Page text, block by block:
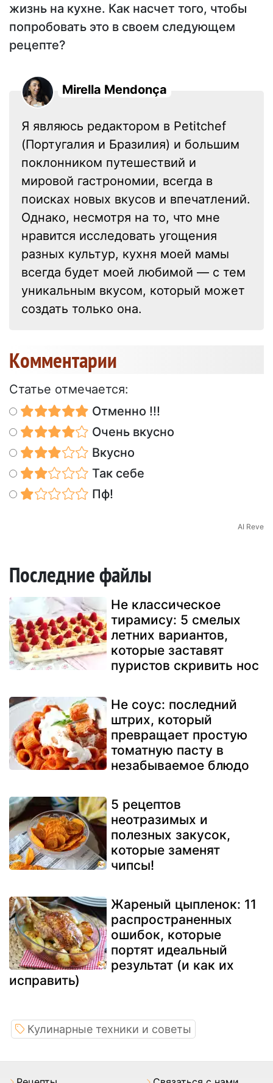
жизнь на кухне. Как насчет того, чтобы
попробовать это в своем следующем
рецепте?
Mirella Mendonça
Я являюсь редактором в Petitchef
(Португалия и Бразилия) и большим
поклонником путешествий и
мировой гастрономии, всегда в
поисках новых вкусов и впечатлений.
Однако, несмотря на то, что мне
нравится исследовать угощения
разных культур, кухня моей мамы
всегда будет моей любимой — с тем
уникальным вкусом, который может
создать только она.
Kомментарии
Статье отмечается:
Отменно !!!
Очень вкусно
Вкусно
Так себе
Пф!
AI Reve
Последние файлы
Не классическое
тирамису: 5 смелых
летних вариантов,
которые заставят
пуристов скривить нос
Не соус: последний
штрих, который
превращает простую
томатную пасту в
незабываемое блюдо
5 рецептов
неотразимых и
полезных закусок,
которые заменят
чипсы!
Жареный цыпленок: 11
распространенных
ошибок, которые
портят идеальный
результат (и как их
исправить)
Кулинарные техники и советы